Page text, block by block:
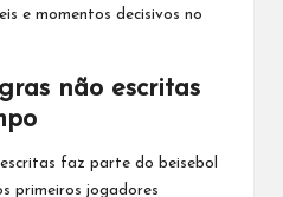
e momentos decisivos no
não escritas
faz parte do beisebol
primeiros jogadores